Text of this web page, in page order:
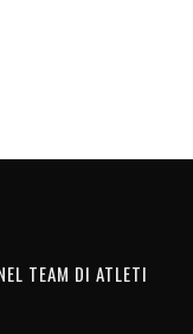
TEAM DI ATLETI